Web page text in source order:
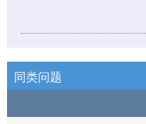
同类问题